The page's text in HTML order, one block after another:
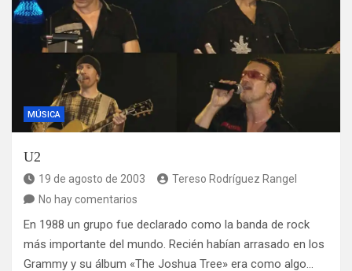
MÚSICA
U2
19 de agosto de 2003
Tereso Rodríguez Rangel
No hay comentarios
En 1988 un grupo fue declarado como la banda de rock
más importante del mundo. Recién habían arrasado en los
Grammy y su álbum «The Joshua Tree» era como algo…